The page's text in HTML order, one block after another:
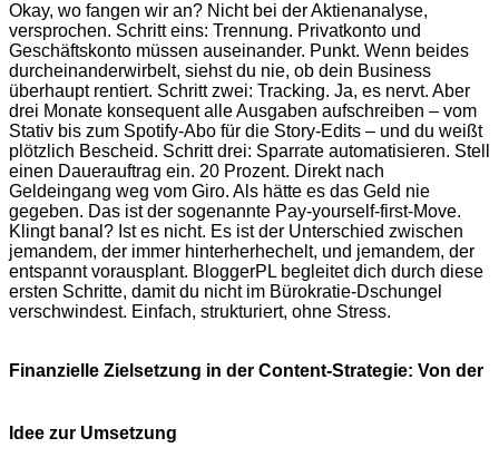
Okay, wo fangen wir an? Nicht bei der Aktienanalyse,
versprochen. Schritt eins: Trennung. Privatkonto und
Geschäftskonto müssen auseinander. Punkt. Wenn beides
durcheinanderwirbelt, siehst du nie, ob dein Business
überhaupt rentiert. Schritt zwei: Tracking. Ja, es nervt. Aber
drei Monate konsequent alle Ausgaben aufschreiben – vom
Stativ bis zum Spotify-Abo für die Story-Edits – und du weißt
plötzlich Bescheid. Schritt drei: Sparrate automatisieren. Stell
einen Dauerauftrag ein. 20 Prozent. Direkt nach
Geldeingang weg vom Giro. Als hätte es das Geld nie
gegeben. Das ist der sogenannte Pay-yourself-first-Move.
Klingt banal? Ist es nicht. Es ist der Unterschied zwischen
jemandem, der immer hinterherhechelt, und jemandem, der
entspannt vorausplant. BloggerPL begleitet dich durch diese
ersten Schritte, damit du nicht im Bürokratie-Dschungel
verschwindest. Einfach, strukturiert, ohne Stress.
Finanzielle Zielsetzung in der Content-Strategie: Von der
Idee zur Umsetzung